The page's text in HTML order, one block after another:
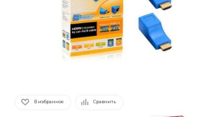
В избранное Сравнить